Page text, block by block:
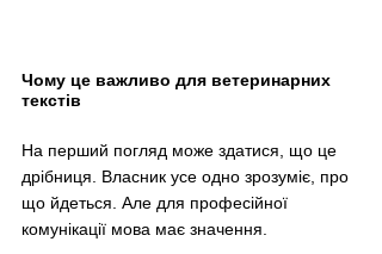
Чому це важливо для ветеринарних
текстів
На перший погляд може здатися, що це
дрібниця. Власник усе одно зрозуміє, про
що йдеться. Але для професійної
комунікації мова має значення.